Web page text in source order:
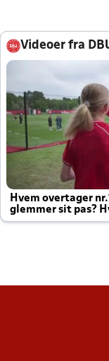
Videoer fra
Hvem overtager
glemmer sit pas?
altid til efter